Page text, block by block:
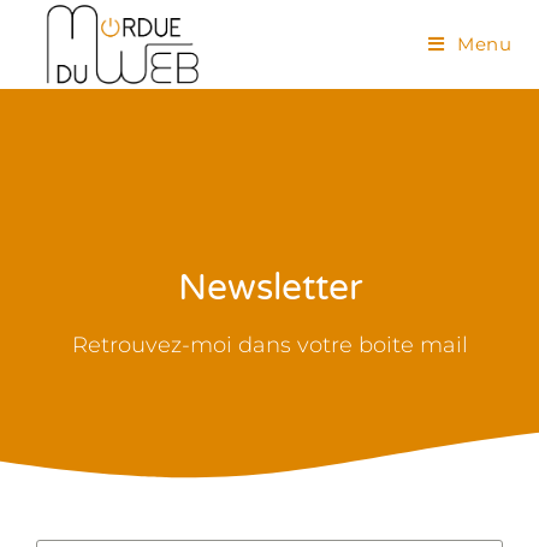
Menu
Newsletter
Retrouvez-moi dans votre boite mail